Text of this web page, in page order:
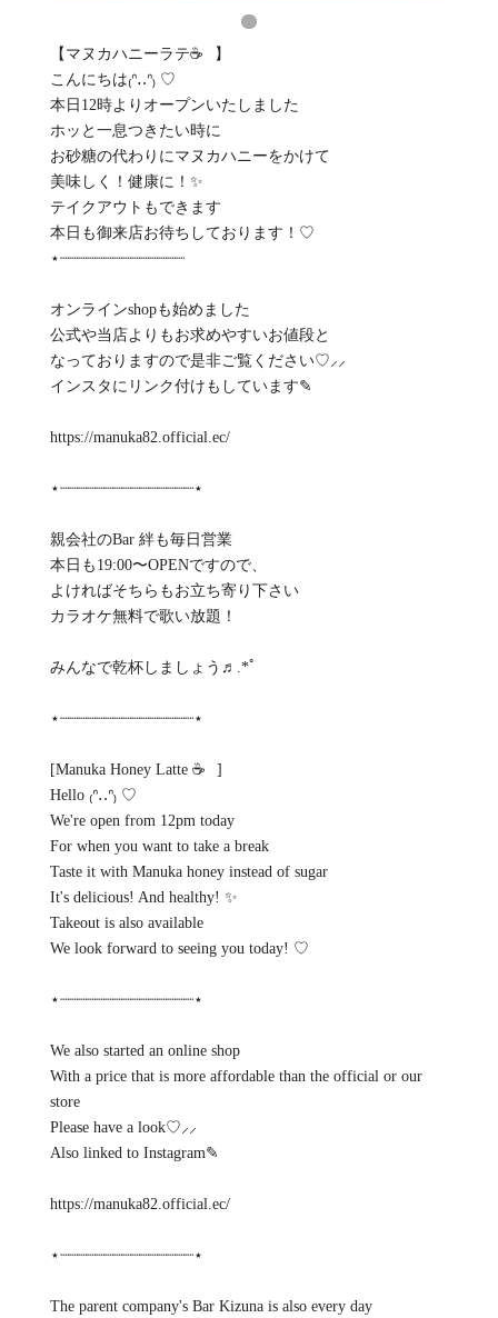
【マヌカハニーラテ☕️⠀】
こんにちは₍ᐢ‥ᐢ₎ ♡
本日12時よりオープンいたしました
ホッと一息つきたい時に
お砂糖の代わりにマヌカハニーをかけて
美味しく！健康に！✨
テイクアウトもできます
本日も御来店お待ちしております！♡
⋆┈┈┈┈┈┈┈┈┈┈┈┈┈┈
オンラインshopも始めました
公式や当店よりもお求めやすいお値段と
なっておりますので是非ご覧ください♡⸝⸝‪
インスタにリンク付けもしています✎
https://manuka82.official.ec/
⋆┈┈┈┈┈┈┈┈┈┈┈┈┈┈┈⋆
親会社のBar 絆も毎日営業
本日も19:00〜OPENですので、⁡
よければそちらもお立ち寄り下さい⁡
カラオケ無料で歌い放題！
みんなで乾杯しましょう♬.*ﾟ
⋆┈┈┈┈┈┈┈┈┈┈┈┈┈┈┈⋆
[Manuka Honey Latte ☕️⠀]
Hello ₍ᐢ‥ᐢ₎ ♡
We're open from 12pm today
For when you want to take a break
Taste it with Manuka honey instead of sugar
It's delicious! And healthy! ✨
Takeout is also available
We look forward to seeing you today! ♡
⋆┈┈┈┈┈┈┈┈┈┈┈┈┈┈┈⋆
We also started an online shop
With a price that is more affordable than the official or our
store
Please have a look♡⸝⸝
Also linked to Instagram✎
https://manuka82.official.ec/
⋆┈┈┈┈┈┈┈┈┈┈┈┈┈┈┈⋆
The parent company's Bar Kizuna is also every day